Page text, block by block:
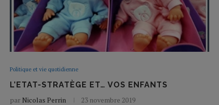
Politique et vie quotidienne
L’ETAT-STRATÈGE ET… VOS ENFANTS
par Nicolas Perrin 23 novembre 2019